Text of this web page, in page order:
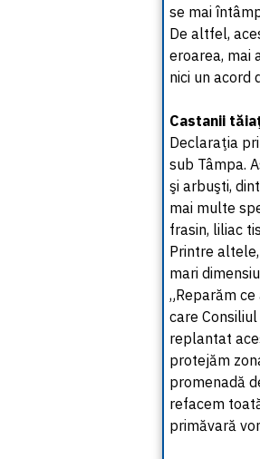
se mai
De altfel,
eroarea, mai
nici un acord
Castanii
Declaraţia
sub Tâmpa.
şi arbuşti,
mai multe
frasin, liliac
Printre
mari
„Reparăm
care
replantat
protejăm
promenadă
refacem
primăvară